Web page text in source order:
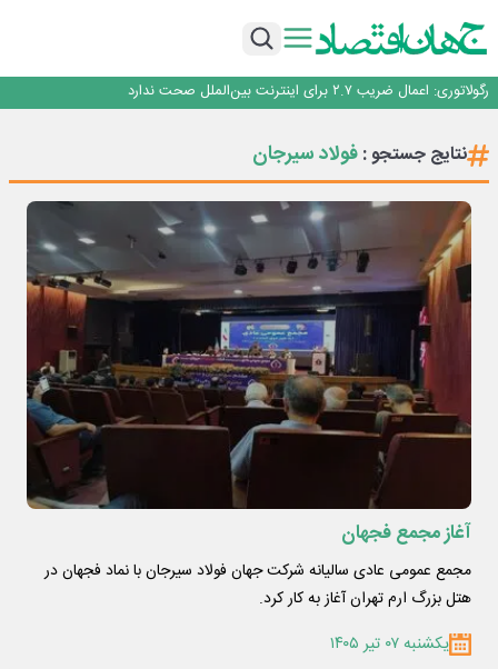
یک اشتباه کلاد، تمام اطلاعات کاربر را به باد داد
رگولاتوری: اعمال ضریب ۲.۷ برای اینترنت بین‌الملل صحت ندارد
با تقاضای برق ناپایدار هوش مصنوعی خودزنی می‌کند
یک اشتباه کلاد، تمام اطلاعات کاربر را به باد داد
نتایج جستجو :فولاد سیرجان
آغاز مجمع فجهان
مجمع عمومی عادی سالیانه شرکت جهان فولاد سیرجان با نماد فجهان در
هتل بزرگ ارم تهران آغاز به کار کرد.
یکشنبه ۰۷ تیر ۱۴۰۵